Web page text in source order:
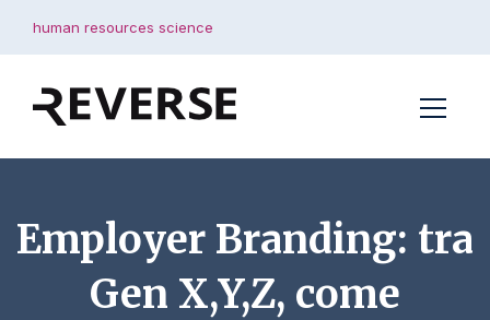
human resources science
Employer Branding: tra
Gen X,Y,Z, come